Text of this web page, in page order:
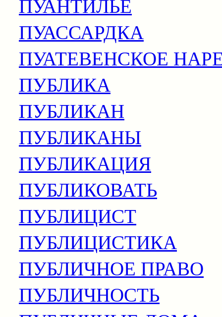
ПУАССАРДКА
ПУАТЕВЕНСКОЕ
ПУБЛИКА
ПУБЛИКАН
ПУБЛИКАНЫ
ПУБЛИКАЦИЯ
ПУБЛИКОВАТЬ
ПУБЛИЦИСТ
ПУБЛИЦИСТИКА
ПУБЛИЧНОЕ ПРАВО
ПУБЛИЧНОСТЬ